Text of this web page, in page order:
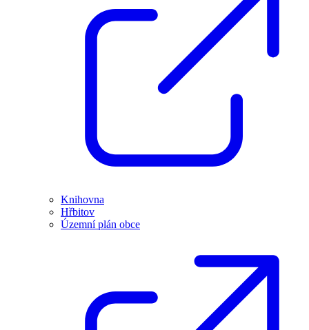
Knihovna
Hřbitov
Územní plán obce